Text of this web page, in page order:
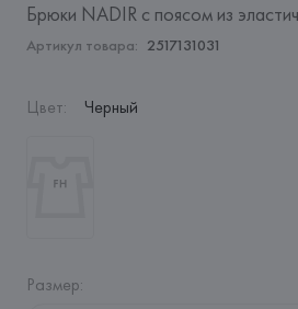
Брюки NADIR с поясом из
Артикул товара: 2517131031
Цвет: Черный
Размер: